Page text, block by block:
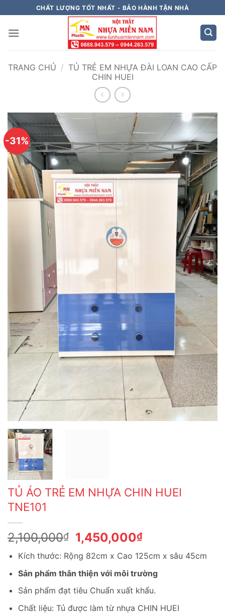
qua
nội
CHẤT LƯỢNG TỐT NHẤT - BẢO HÀNH TẬN NHÀ
TRANG CHỦ / TỦ TRẺ EM NHỰA ĐÀI LOAN CAO CẤP
CHIN HUEI
-31%
TỦ ÁO TRẺ EM NHỰA CHIN HUEI
TNE101
2,100,000₫
Giá
gốc
là:
2,100,000₫.
1,450,000₫Giá
hiện
tại
là:
1,450,000₫.
Kích thước: Rộng 82cm x Cao 125cm x sâu 45cm
Sản phẩm thân thiện với môi trường
Sản phẩm đạt tiêu Chuẩn xuất khẩu.
Chất liệu: Tủ được làm từ nhựa CHIN HUEI